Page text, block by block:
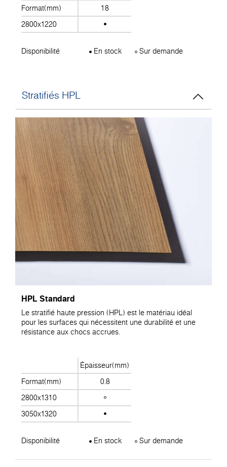
Format(mm)
18
2800x1220
Disponibilité En stock Sur demande
Stratifiés HPL
HPL Standard
Le stratifié haute pression (HPL) est le matériau idéal
pour les surfaces qui nécessitent une durabilité et une
résistance aux chocs accrues.
Épaisseur(mm)
Format(mm)
0.8
2800x1310
3050x1320
Disponibilité En stock Sur demande